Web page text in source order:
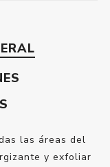
las áreas del
y exfoliar